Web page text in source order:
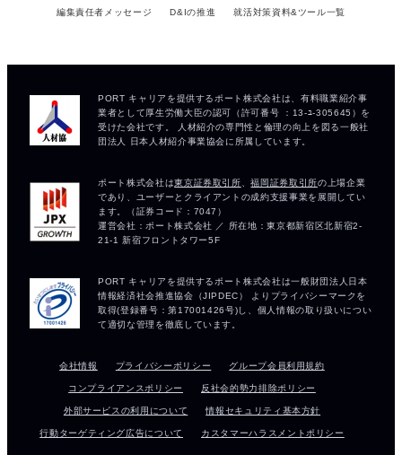
編集責任者メッセージ D&Iの推進 就活対策資料&ツール一覧
会社情報 プライバシーポリシー グループ会員利用規約
コンプライアンスポリシー 反社会的勢力排除ポリシー
外部サービスの利用について 情報セキュリティ基本方針
行動ターゲティング広告について カスタマーハラスメントポリシー